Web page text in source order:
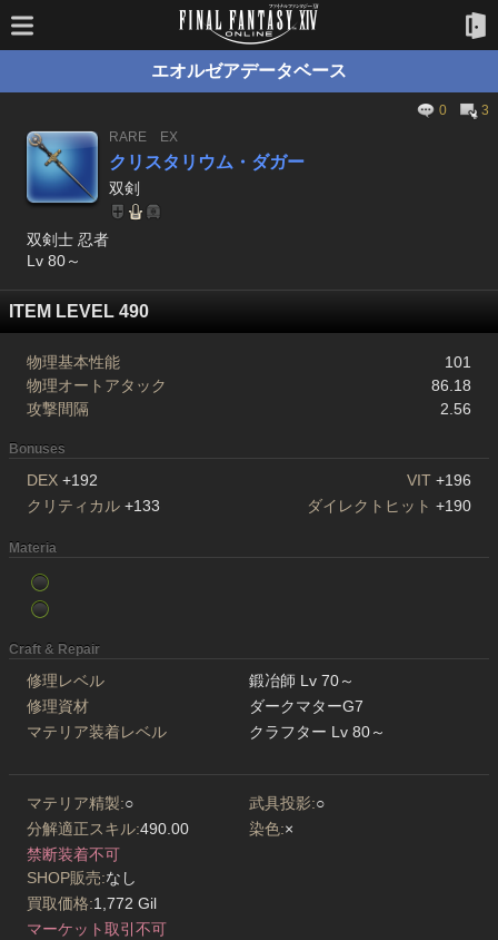
エオルゼアデータベース
0
3
RARE
EX
クリスタリウム・ダガー
双剣
双剣士 忍者
Lv 80～
ITEM LEVEL 490
物理基本性能
101
物理オートアタック
86.18
攻撃間隔
2.56
Bonuses
DEX +192 VIT +196
クリティカル +133 ダイレクトヒット +190
Materia
Craft & Repair
修理レベル
鍛冶師 Lv 70～
修理資材
ダークマターG7
マテリア装着レベル
クラフター Lv 80～
マテリア精製:○ 武具投影:○
分解適正スキル:490.00 染色:×
禁断装着不可
SHOP販売:なし
買取価格:1,772 Gil
マーケット取引不可